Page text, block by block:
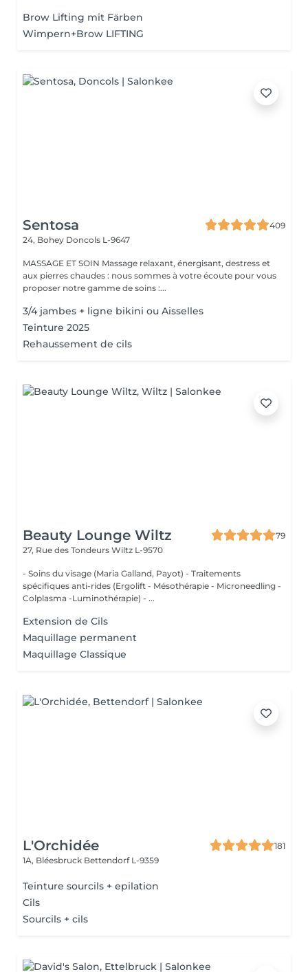
Brow Lifting mit Färben
Wimpern+Brow LIFTING
Sentosa
409
24, Bohey Doncols L-9647
MASSAGE ET SOIN Massage relaxant, énergisant, destress et
aux pierres chaudes : nous sommes à votre écoute pour vous
proposer notre gamme de soins :...
3/4 jambes + ligne bikini ou Aisselles
Teinture 2025
Rehaussement de cils
Beauty Lounge Wiltz
79
27, Rue des Tondeurs Wiltz L-9570
- Soins du visage (Maria Galland, Payot) - Traitements
spécifiques anti-rides (Ergolift - Mésothérapie - Microneedling -
Colplasma -Luminothérapie) - ...
Extension de Cils
Maquillage permanent
Maquillage Classique
L'Orchidée
181
1A, Bléesbruck Bettendorf L-9359
Teinture sourcils + epilation
Cils
Sourcils + cils